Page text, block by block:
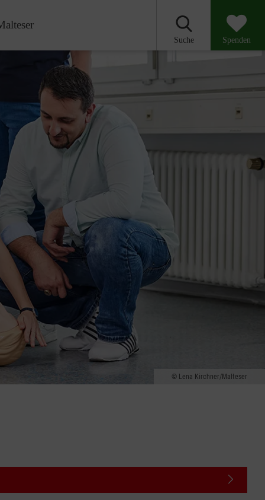
Suche Spenden
Lena Kirchner/Malteser